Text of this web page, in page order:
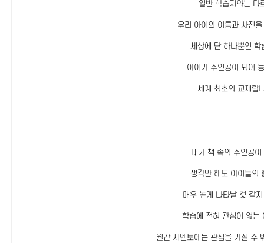
일반 학습지와는 다
우리 아이의 이름과 사진
세상에 단 하나뿐인 학
아이가 주인공이 되어
세계 최초의 교재랍
내가 책 속의 주인공이
생각만 해도 아이들의
매우 높게 나타날 것 같
학습에 전혀 관심이 없는
월간 시멘토에는 관심을 가질 수